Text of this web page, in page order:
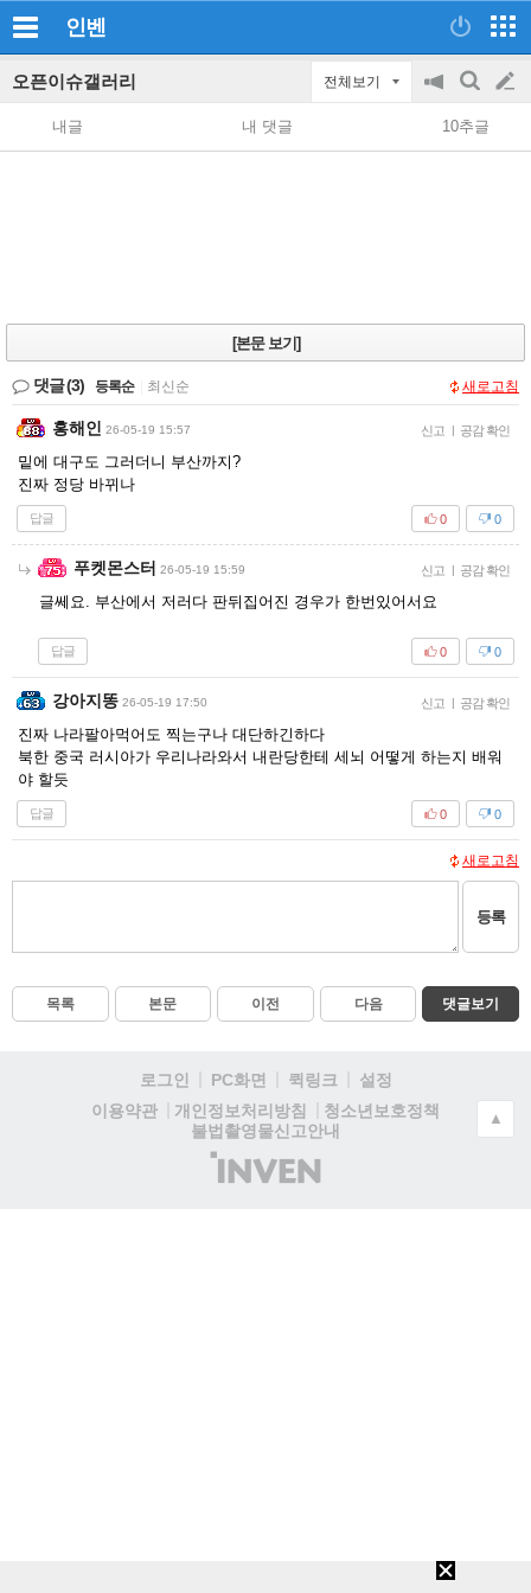
인벤
오픈이슈갤러리 전체보기
공
지
on/off
검
색
글
쓰
내글 내 댓글 10추글
[본문 보기]
댓글(3) 등록순 최신순 새로고침
홍해인 26-05-19 15:57 신고 | 공감 확인
밑에 대구도 그러더니 부산까지?
진짜 정당 바뀌나
답글 0
0
푸켓몬스터 26-05-19 15:59 신고 | 공감 확인
글쎄요. 부산에서 저러다 판뒤집어진 경우가 한번있어서요
답글 0
0
강아지똥 26-05-19 17:50 신고 | 공감 확인
진짜 나라팔아먹어도 찍는구나 대단하긴하다
북한 중국 러시아가 우리나라와서 내란당한테 세뇌 어떻게 하는지 배워
야 할듯
답글 0
0
새로고침
등록
목록 본문 이전 다음 댓글보기
로그인 PC화면 퀵링크
설정
이용약관
개인정보처리방침
청소년보호정책
불법촬영물신고안내
(주)
인
▲